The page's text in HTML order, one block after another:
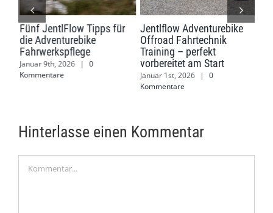
Fünf JentlFlow Tipps für
die Adventurebike
Fahrwerkspflege
Januar 9th, 2026 | 0
Kommentare
Jentlflow Adventurebike
Offroad Fahrtechnik
Training – perfekt
vorbereitet am Start
Januar 1st, 2026 |
0
Kommentare
Hinterlasse einen Kommentar
Kommentar